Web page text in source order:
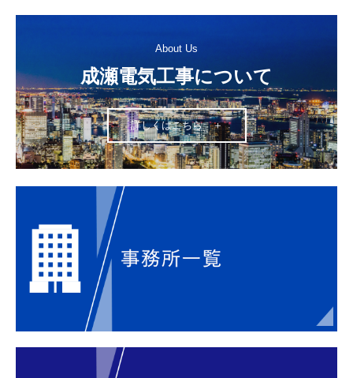
About Us
成瀬電気工事について
詳しくはこちら ＋